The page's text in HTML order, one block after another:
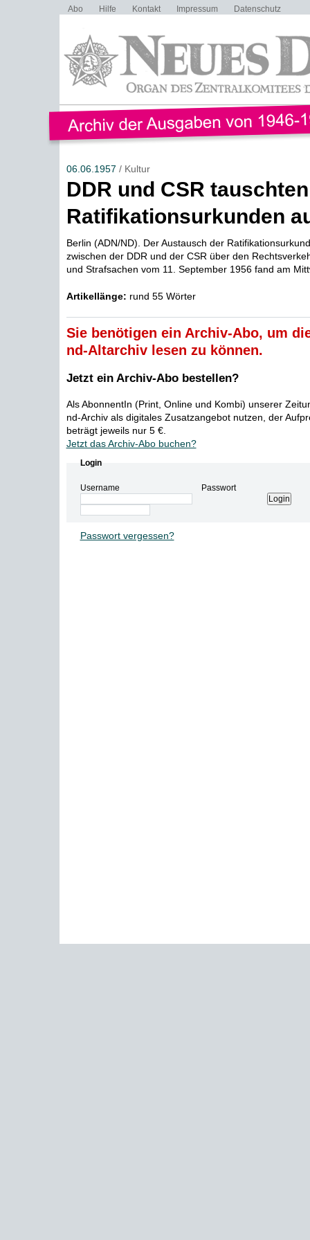
Abo Hilfe Kontakt Impressum Datenschutz
06.06.1957 / Kultur
DDR und CSR tauschten
Ratifikationsurkunden
Berlin (ADN/ND). Der Austausch der
zwischen der DDR und der CSR über den
und Strafsachen vom 11. September 1956 fand am
Artikellänge: rund 55 Wörter
Sie benötigen ein Archiv-Abo, um
nd-Altarchiv lesen zu können.
Jetzt ein Archiv-Abo bestellen?
Als AbonnentIn (Print, Online und Kombi) unserer
nd-Archiv als digitales Zusatzangebot nutzen, der
beträgt jeweils nur 5 €.
Jetzt das Archiv-Abo buchen?
Login
Username Passwort
Passwort vergessen?